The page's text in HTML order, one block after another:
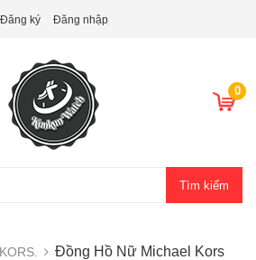
Đăng ký Đăng nhập
0
Tìm kiếm
Đồng Hồ Nữ Michael Kors